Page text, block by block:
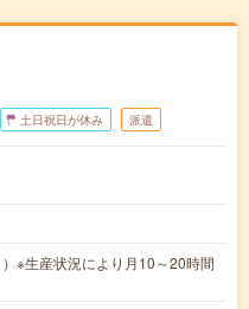
土日祝日が休み 派遣
※生産状況により月10～20時間